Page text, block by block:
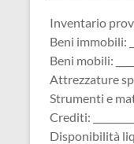
Inventario
Beni immobili:
Beni mobili:
Attrezzature
Strumenti e
Crediti:
Disponibilità